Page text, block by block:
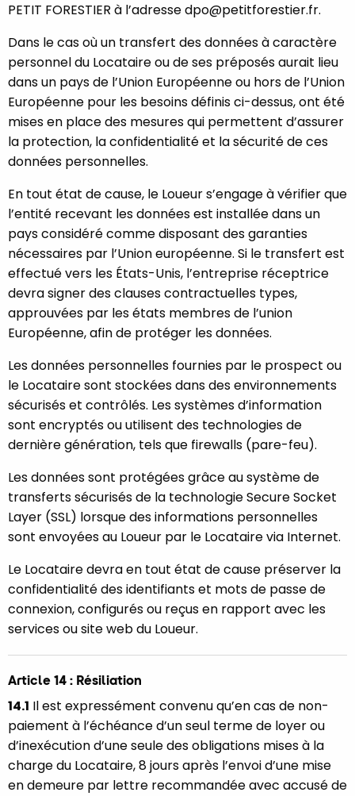
PETIT FORESTIER à l’adresse dpo@petitforestier.fr.
Dans le cas où un transfert des données à caractère
personnel du Locataire ou de ses préposés aurait lieu
dans un pays de l’Union Européenne ou hors de l’Union
Européenne pour les besoins définis ci-dessus, ont été
mises en place des mesures qui permettent d’assurer
la protection, la confidentialité et la sécurité de ces
données personnelles.
En tout état de cause, le Loueur s’engage à vérifier que
l’entité recevant les données est installée dans un
pays considéré comme disposant des garanties
nécessaires par l’Union européenne. Si le transfert est
effectué vers les États-Unis, l’entreprise réceptrice
devra signer des clauses contractuelles types,
approuvées par les états membres de l’union
Européenne, afin de protéger les données.
Les données personnelles fournies par le prospect ou
le Locataire sont stockées dans des environnements
sécurisés et contrôlés. Les systèmes d’information
sont encryptés ou utilisent des technologies de
dernière génération, tels que firewalls (pare-feu).
Les données sont protégées grâce au système de
transferts sécurisés de la technologie Secure Socket
Layer (SSL) lorsque des informations personnelles
sont envoyées au Loueur par le Locataire via Internet.
Le Locataire devra en tout état de cause préserver la
confidentialité des identifiants et mots de passe de
connexion, configurés ou reçus en rapport avec les
services ou site web du Loueur.
Article 14 : Résiliation
14.1 Il est expressément convenu qu’en cas de non-
paiement à l’échéance d’un seul terme de loyer ou
d’inexécution d’une seule des obligations mises à la
charge du Locataire, 8 jours après l’envoi d’une mise
en demeure par lettre recommandée avec accusé de